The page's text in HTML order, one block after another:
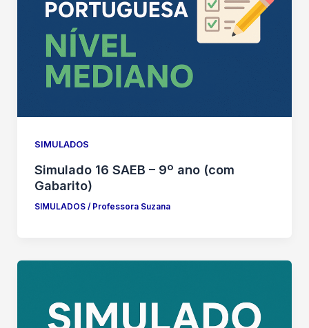
SIMULADOS
Simulado 16 SAEB – 9º ano (com
Gabarito)
SIMULADOS/ Professora Suzana